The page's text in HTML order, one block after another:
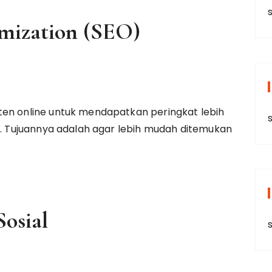
(SEO)
online untuk mendapatkan peringkat lebih
adalah agar lebih mudah ditemukan